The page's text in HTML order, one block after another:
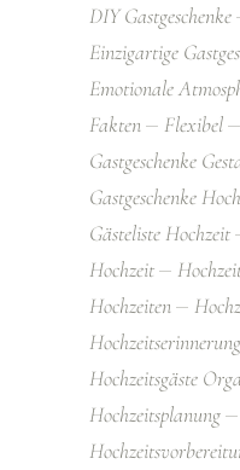
DIY Gastgeschenke
Einzigartige
Emotionale
Fakten
Flexibel
Gastgeschenke
Gastgeschenke
Gästeliste Hochzeit
Hochzeit
Hochzeiten
Hochzeitsgäste
Hochzeitsplanung